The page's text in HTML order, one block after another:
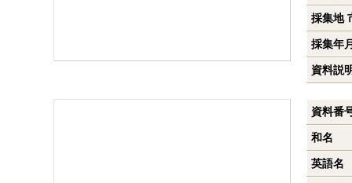
採集地
採集年
資料説
資料番
和名
英語名